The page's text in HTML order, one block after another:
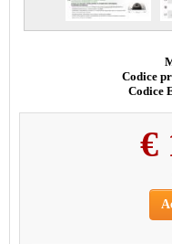
Codice
Codice
€